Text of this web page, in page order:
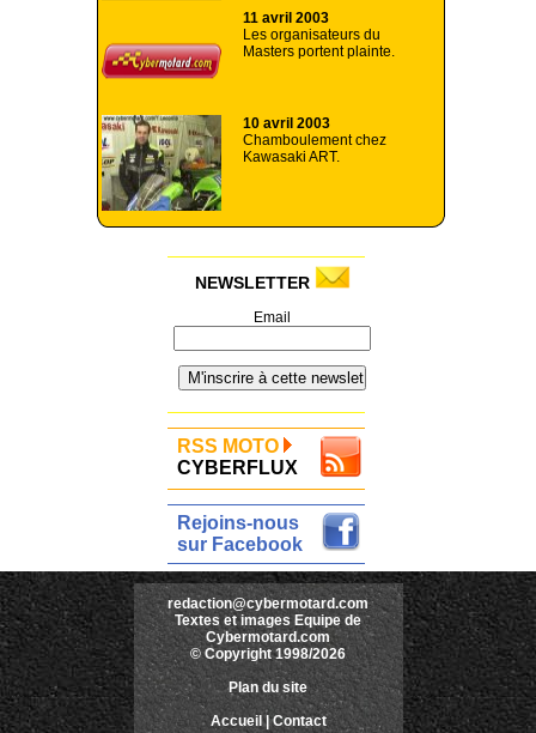
11 avril 2003
Les organisateurs du
Masters portent plainte.
10 avril 2003
Chamboulement chez
Kawasaki ART.
NEWSLETTER
Email
RSS MOTO
CYBERFLUX
Rejoins-nous
sur Facebook
redaction@cybermotard.com
Textes et images Equipe de
Cybermotard.com
© Copyright 1998/2026
Plan du site
Accueil |Contact